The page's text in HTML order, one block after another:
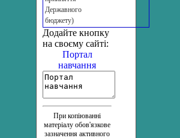
Державного
бюджету)
Додайте кнопку
на своєму сайті:
Портал
навчання
При копіюванні
матеріалу обов'язкове
зазначення активного